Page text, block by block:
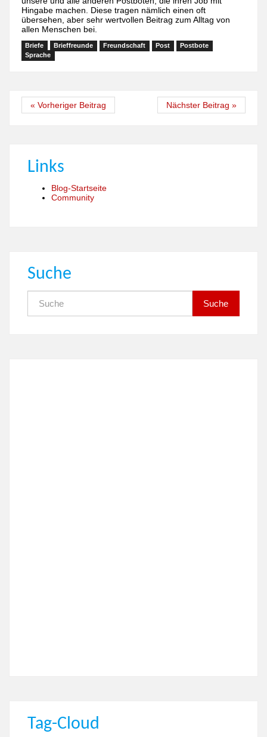
Hingabe machen. Diese tragen nämlich einen oft
übersehen, aber sehr wertvollen Beitrag zum Alltag von
allen Menschen bei.
Briefe Brieffreunde Freundschaft Post
Postbote
Sprache
« Vorheriger Beitrag Nächster Beitrag »
Links
Blog-Startseite
Community
Suche
Suche
Tag-Cloud